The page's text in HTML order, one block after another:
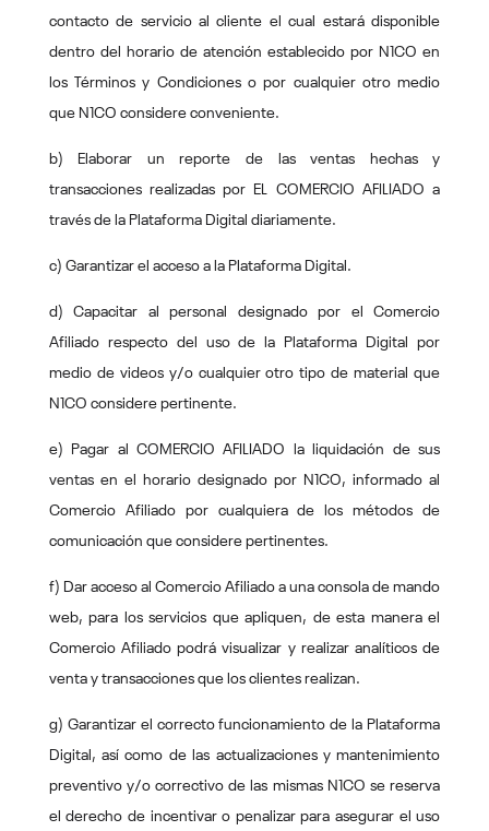
contacto de servicio al cliente el cual estará disponible
dentro del horario de atención establecido por N1CO en
los Términos y Condiciones o por cualquier otro medio
que N1CO considere conveniente.
b) Elaborar un reporte de las ventas hechas y
transacciones realizadas por EL COMERCIO AFILIADO a
través de la Plataforma Digital diariamente.
c) Garantizar el acceso a la Plataforma Digital.
d) Capacitar al personal designado por el Comercio
Afiliado respecto del uso de la Plataforma Digital por
medio de videos y/o cualquier otro tipo de material que
N1CO considere pertinente.
e) Pagar al COMERCIO AFILIADO la liquidación de sus
ventas en el horario designado por N1CO, informado al
Comercio Afiliado por cualquiera de los métodos de
comunicación que considere pertinentes.
f) Dar acceso al Comercio Afiliado a una consola de mando
web, para los servicios que apliquen, de esta manera el
Comercio Afiliado podrá visualizar y realizar analíticos de
venta y transacciones que los clientes realizan.
g) Garantizar el correcto funcionamiento de la Plataforma
Digital, así como de las actualizaciones y mantenimiento
preventivo y/o correctivo de las mismas N1CO se reserva
el derecho de incentivar o penalizar para asegurar el uso